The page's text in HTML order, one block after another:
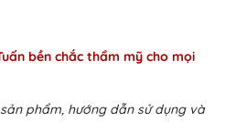
bền chắc thẩm mỹ cho mọi
phẩm, hướng dẫn sử dụng và